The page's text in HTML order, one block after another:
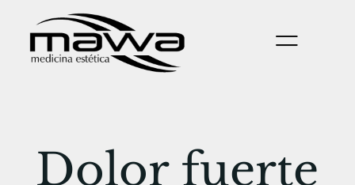
Dolor fuerte